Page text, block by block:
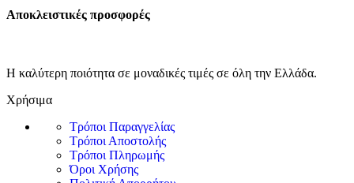
Αποκλειστικές προσφορές
Η καλύτερη ποιότητα σε μοναδικές τιμές σε όλη την Ελλάδα.
Χρήσιμα
Τρόποι Παραγγελίας
Τρόποι Αποστολής
Τρόποι Πληρωμής
Όροι Χρήσης